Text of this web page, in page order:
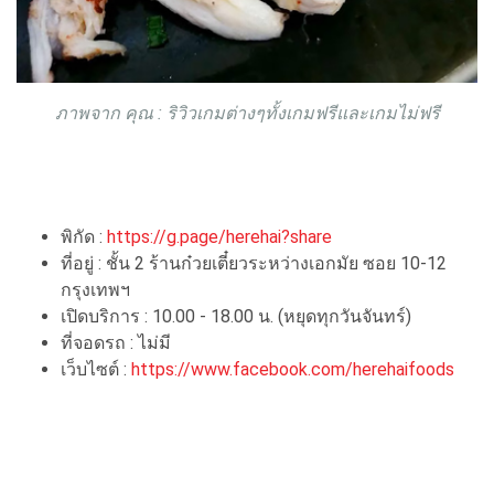
ภาพจาก คุณ : ริวิวเกมต่างๆทั้งเกมฟรีและเกมไม่ฟรี
พิกัด : https://g.page/herehai?share
ที่อยู่ : ชั้น 2 ร้านก๋วยเตี๋ยวระหว่างเอกมัย ซอย 10-12
กรุงเทพฯ
เปิดบริการ : 10.00 - 18.00 น. (หยุดทุกวันจันทร์)
ที่จอดรถ : ไม่มี
เว็บไซต์ : https://www.facebook.com/herehaifoods